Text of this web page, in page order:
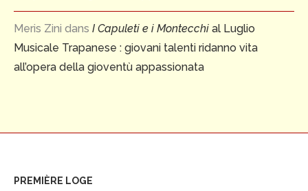
Meris Zini dans I Capuleti e i Montecchi al Luglio
Musicale Trapanese : giovani talenti ridanno vita
all’opera della gioventù appassionata
PREMIÈRE LOGE